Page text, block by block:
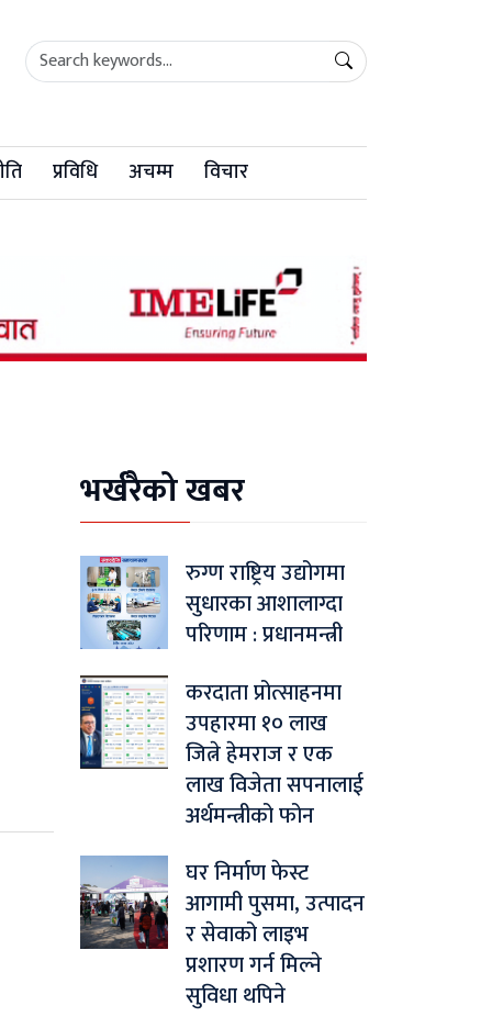
प्रविधि अचम्म विचार
भर्खरैको खबर
रुग्ण राष्ट्रिय उद्योगमा
सुधारका आशालाग्दा
परिणाम : प्रधानमन्त्री
करदाता प्रोत्साहनमा
उपहारमा १० लाख
जित्ने हेमराज र एक
लाख विजेता सपनालाई
अर्थमन्त्रीको फोन
घर निर्माण फेस्ट
आगामी पुसमा, उत्पादन
र सेवाको लाइभ
प्रशारण गर्न मिल्ने
सुविधा थपिने